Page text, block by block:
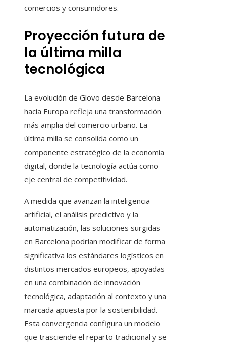
comercios y consumidores.
Proyección futura de
la última milla
tecnológica
La evolución de Glovo desde Barcelona
hacia Europa refleja una transformación
más amplia del comercio urbano. La
última milla se consolida como un
componente estratégico de la economía
digital, donde la tecnología actúa como
eje central de competitividad.
A medida que avanzan la inteligencia
artificial, el análisis predictivo y la
automatización, las soluciones surgidas
en Barcelona podrían modificar de forma
significativa los estándares logísticos en
distintos mercados europeos, apoyadas
en una combinación de innovación
tecnológica, adaptación al contexto y una
marcada apuesta por la sostenibilidad.
Esta convergencia configura un modelo
que trasciende el reparto tradicional y se